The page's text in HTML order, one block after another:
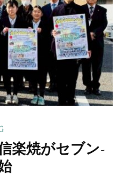
楽焼がセブン-